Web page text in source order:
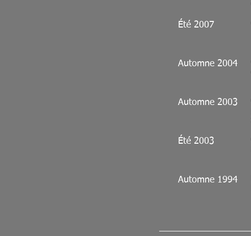
Été 2007
Automne 2004
Automne 2003
Été 2003
Automne 1994